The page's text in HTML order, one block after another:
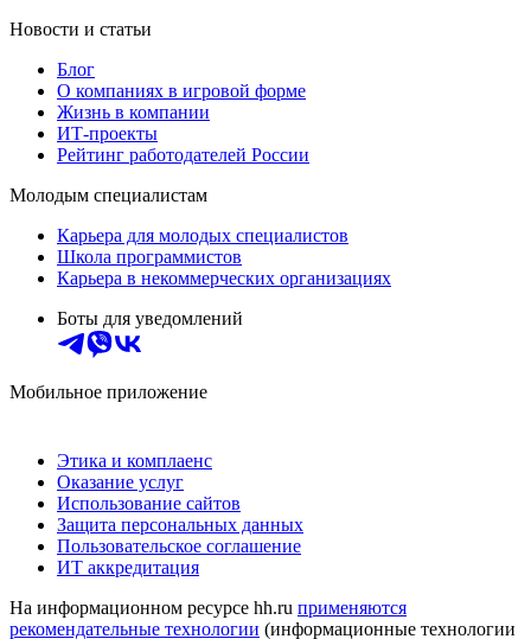
Новости и статьи
Блог
О компаниях в игровой форме
Жизнь в компании
ИТ-проекты
Рейтинг работодателей России
Молодым специалистам
Карьера для молодых специалистов
Школа программистов
Карьера в некоммерческих организациях
Боты для уведомлений
Мобильное приложение
Этика и комплаенс
Оказание услуг
Использование сайтов
Защита персональных данных
Пользовательское соглашение
ИТ аккредитация
На информационном ресурсе hh.ru применяются
рекомендательные технологии (информационные технологии